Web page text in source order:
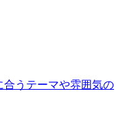
合うテーマや雰囲気の